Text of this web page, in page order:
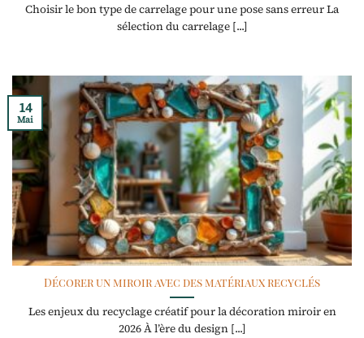
Choisir le bon type de carrelage pour une pose sans erreur La
sélection du carrelage [...]
Décorer un miroir avec des matériaux recyclés
Les enjeux du recyclage créatif pour la décoration miroir en
2026 À l’ère du design [...]
14
Mai